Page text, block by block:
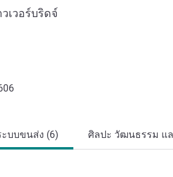
เวอร์บริดจ์
ะบบขนส่ง (6) ศิลปะ วัฒนธรรม แ